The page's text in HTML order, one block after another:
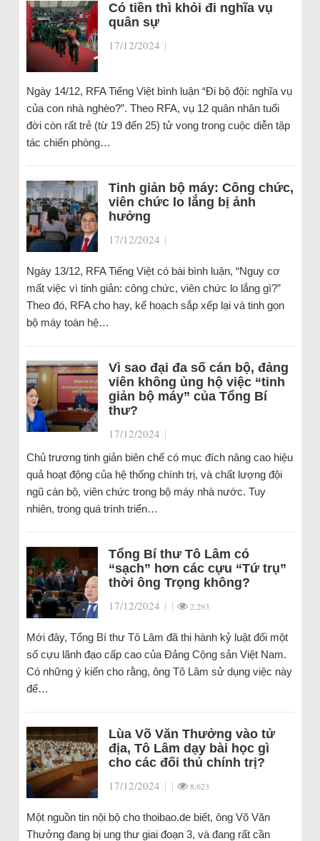
Có tiền thì khỏi đi nghĩa vụ
quân sự
17/12/2024 |
Ngày 14/12, RFA Tiếng Việt bình luận “Đi bộ đội: nghĩa vụ
của con nhà nghèo?”. Theo RFA, vụ 12 quân nhân tuổi
đời còn rất trẻ (từ 19 đến 25) tử vong trong cuộc diễn tập
tác chiến phòng…
Tinh giản bộ máy: Công chức,
viên chức lo lắng bị ảnh
hưởng
17/12/2024 |
Ngày 13/12, RFA Tiếng Việt có bài bình luận, “Nguy cơ
mất việc vì tinh giản: công chức, viên chức lo lắng gì?”
Theo đó, RFA cho hay, kế hoạch sắp xếp lại và tinh gọn
bộ máy toàn hệ…
Vì sao đại đa số cán bộ, đảng
viên không ủng hộ việc “tinh
giản bộ máy” của Tổng Bí
thư?
17/12/2024 |
Chủ trương tinh giản biên chế có mục đích nâng cao hiệu
quả hoạt động của hệ thống chính trị, và chất lượng đội
ngũ cán bộ, viên chức trong bộ máy nhà nước. Tuy
nhiên, trong quá trình triển…
Tổng Bí thư Tô Lâm có
“sạch” hơn các cựu “Tứ trụ”
thời ông Trọng không?
17/12/2024 | | 2.293
Mới đây, Tổng Bí thư Tô Lâm đã thi hành kỷ luật đối một
số cựu lãnh đạo cấp cao của Đảng Cộng sản Việt Nam.
Có những ý kiến cho rằng, ông Tô Lâm sử dụng việc này
để…
Lùa Võ Văn Thưởng vào tử
địa, Tô Lâm dạy bài học gì
cho các đối thủ chính trị?
17/12/2024 | | 8.623
Một nguồn tin nội bộ cho thoibao.de biết, ông Võ Văn
Thưởng đang bị ung thư giai đoạn 3, và đang rất cần